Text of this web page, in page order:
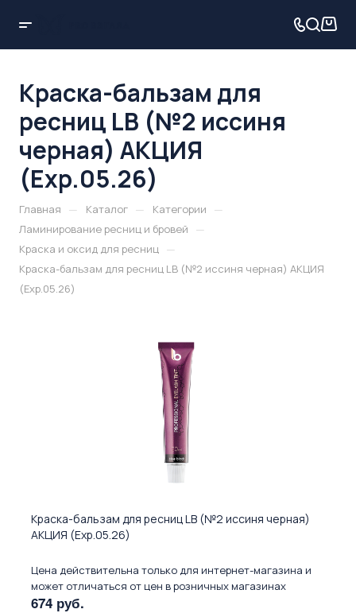
Краска-бальзам для
ресниц LB (№2 иссиня
черная) АКЦИЯ
(Exp.05.26)
Главная — Каталог — Категории —
Ламинирование ресниц и бровей —
Краска и оксид для ресниц —
Краска-бальзам для ресниц LB (№2 иссиня черная) АКЦИЯ
(Exp.05.26)
Краска-бальзам для ресниц LB (№2 иссиня черная)
АКЦИЯ (Exp.05.26)
Цена действительна только для интернет-магазина и
может отличаться от цен в розничных магазинах
674 руб.